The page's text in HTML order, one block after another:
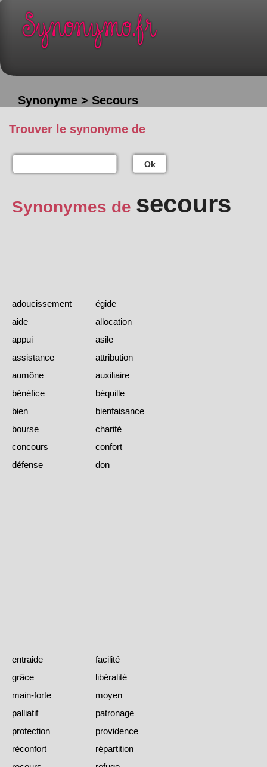
Synonyme > Secours
Trouver le synonyme de
Ok
Synonymes de secours
adoucissement
égide
aide
allocation
appui
asile
assistance
attribution
aumône
auxiliaire
bénéfice
béquille
bien
bienfaisance
bourse
charité
concours
confort
défense
don
entraide
facilité
grâce
libéralité
main-forte
moyen
palliatif
patronage
protection
providence
réconfort
répartition